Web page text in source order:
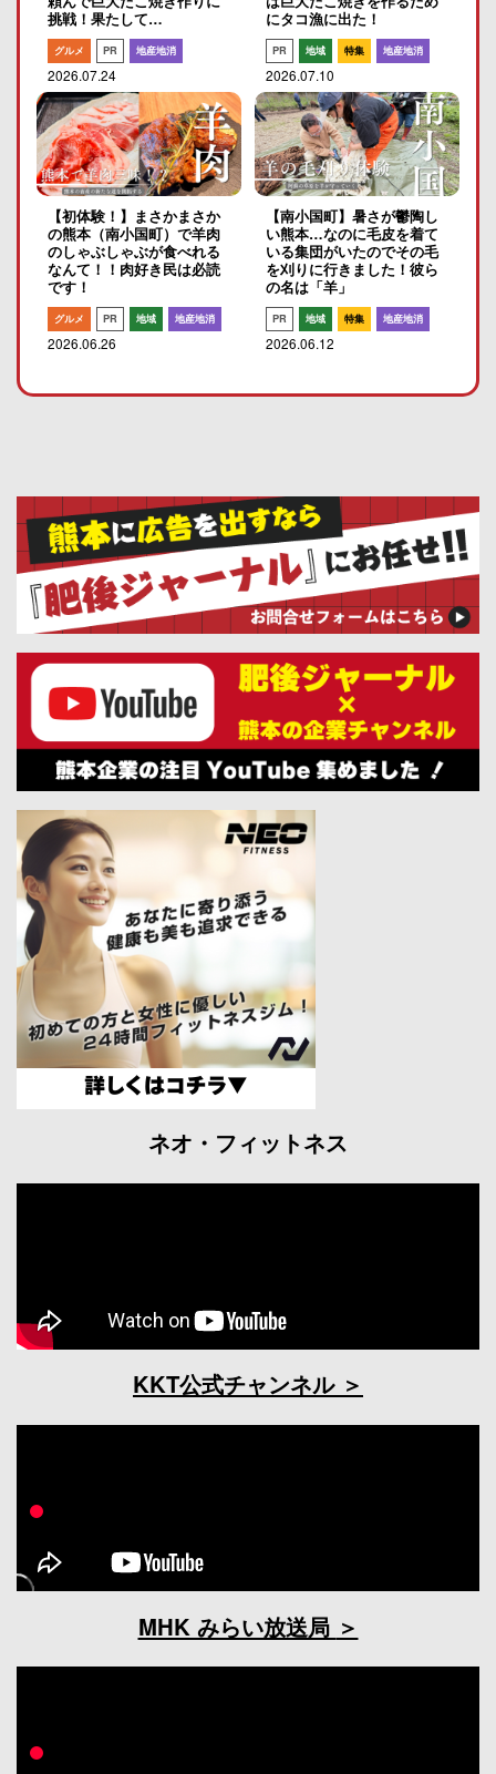
挑戦！果たして…
グルメ PR 地産地消
2026.07.24
にタコ漁に出た！
PR 地域 特集 地産地消
2026.07.10
【初体験！】まさかまさか
の熊本（南小国町）で羊肉
のしゃぶしゃぶが食べれる
なんて！！肉好き民は必読
です！
グルメ PR 地域 地産地消
2026.06.26
【南小国町】暑さが鬱陶し
い熊本…なのに毛皮を着て
いる集団がいたのでその毛
を刈りに行きました！彼ら
の名は「羊」
PR 地域 特集 地産地消
2026.06.12
ネオ・フィットネス
KKT公式チャンネル
MHK みらい放送局